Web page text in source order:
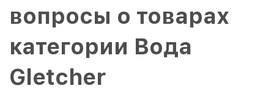
вопросы о товарах
категории Вода
Gletcher